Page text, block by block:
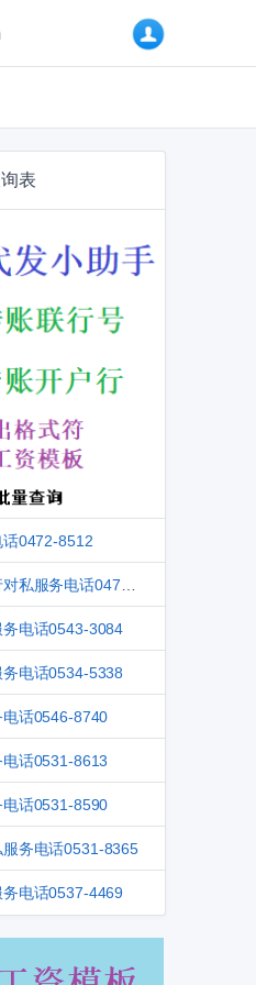
表
0472-8512
工行呼和浩特海拉尔西路支行对私服务电话0471-3961
电话0543-3084
电话0534-5338
话0546-8740
话0531-8613
话0531-8590
务电话0531-8365
电话0537-4469